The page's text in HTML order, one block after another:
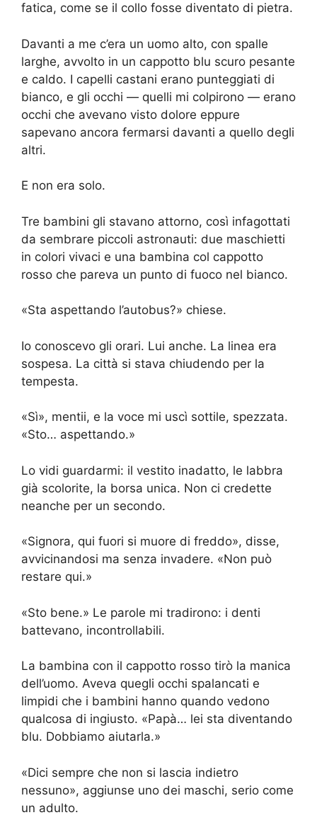
fatica, come se il collo fosse diventato di pietra.
Davanti a me c’era un uomo alto, con spalle
larghe, avvolto in un cappotto blu scuro pesante
e caldo. I capelli castani erano punteggiati di
bianco, e gli occhi — quelli mi colpirono — erano
occhi che avevano visto dolore eppure
sapevano ancora fermarsi davanti a quello degli
altri.
E non era solo.
Tre bambini gli stavano attorno, così infagottati
da sembrare piccoli astronauti: due maschietti
in colori vivaci e una bambina col cappotto
rosso che pareva un punto di fuoco nel bianco.
«Sta aspettando l’autobus?» chiese.
Io conoscevo gli orari. Lui anche. La linea era
sospesa. La città si stava chiudendo per la
tempesta.
«Sì», mentii, e la voce mi uscì sottile, spezzata.
«Sto… aspettando.»
Lo vidi guardarmi: il vestito inadatto, le labbra
già scolorite, la borsa unica. Non ci credette
neanche per un secondo.
«Signora, qui fuori si muore di freddo», disse,
avvicinandosi ma senza invadere. «Non può
restare qui.»
«Sto bene.» Le parole mi tradirono: i denti
battevano, incontrollabili.
La bambina con il cappotto rosso tirò la manica
dell’uomo. Aveva quegli occhi spalancati e
limpidi che i bambini hanno quando vedono
qualcosa di ingiusto. «Papà… lei sta diventando
blu. Dobbiamo aiutarla.»
«Dici sempre che non si lascia indietro
nessuno», aggiunse uno dei maschi, serio come
un adulto.